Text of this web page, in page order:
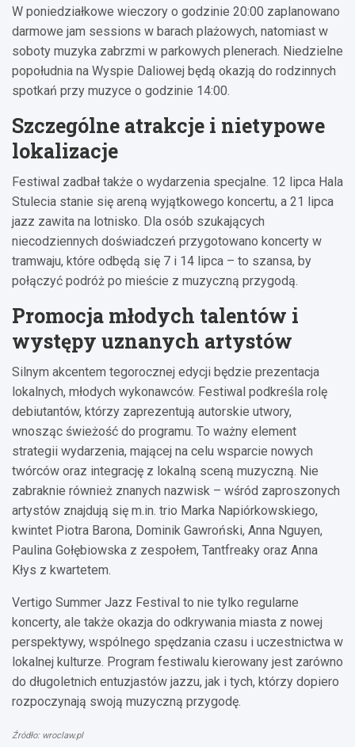
W poniedziałkowe wieczory o godzinie 20:00 zaplanowano
darmowe jam sessions w barach plażowych, natomiast w
soboty muzyka zabrzmi w parkowych plenerach. Niedzielne
popołudnia na Wyspie Daliowej będą okazją do rodzinnych
spotkań przy muzyce o godzinie 14:00.
Szczególne atrakcje i nietypowe
lokalizacje
Festiwal zadbał także o wydarzenia specjalne. 12 lipca Hala
Stulecia stanie się areną wyjątkowego koncertu, a 21 lipca
jazz zawita na lotnisko. Dla osób szukających
niecodziennych doświadczeń przygotowano koncerty w
tramwaju, które odbędą się 7 i 14 lipca – to szansa, by
połączyć podróż po mieście z muzyczną przygodą.
Promocja młodych talentów i
występy uznanych artystów
Silnym akcentem tegorocznej edycji będzie prezentacja
lokalnych, młodych wykonawców. Festiwal podkreśla rolę
debiutantów, którzy zaprezentują autorskie utwory,
wnosząc świeżość do programu. To ważny element
strategii wydarzenia, mającej na celu wsparcie nowych
twórców oraz integrację z lokalną sceną muzyczną. Nie
zabraknie również znanych nazwisk – wśród zaproszonych
artystów znajdują się m.in. trio Marka Napiórkowskiego,
kwintet Piotra Barona, Dominik Gawroński, Anna Nguyen,
Paulina Gołębiowska z zespołem, Tantfreaky oraz Anna
Kłys z kwartetem.
Vertigo Summer Jazz Festival to nie tylko regularne
koncerty, ale także okazja do odkrywania miasta z nowej
perspektywy, wspólnego spędzania czasu i uczestnictwa w
lokalnej kulturze. Program festiwalu kierowany jest zarówno
do długoletnich entuzjastów jazzu, jak i tych, którzy dopiero
rozpoczynają swoją muzyczną przygodę.
Źródło: wroclaw.pl